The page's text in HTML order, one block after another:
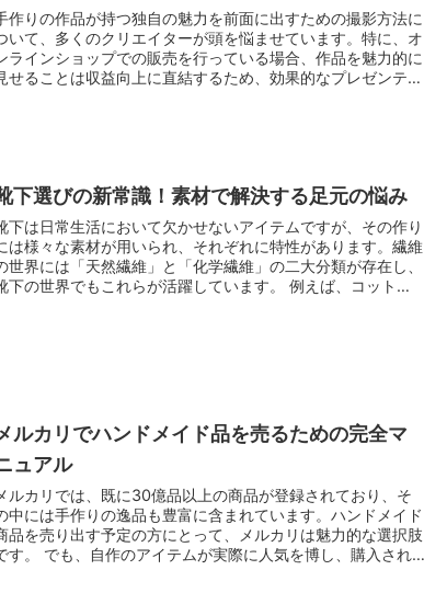
作りの作品が持つ独自の魅力を前面に出すための撮影方法に
いて、多くのクリエイターが頭を悩ませています。特に、オ
ラインショップでの販売を行っている場合、作品を魅力的に
せることは収益向上に直結するため、効果的なプレゼンテー
下選びの新常識！素材で解決する足元の悩み
下は日常生活において欠かせないアイテムですが、その作り
は様々な素材が用いられ、それぞれに特性があります。繊維
世界には「天然繊維」と「化学繊維」の二大分類が存在し、
下の世界でもこれらが活躍しています。 例えば、コット
ルカリでハンドメイド品を売るための完全マ
ュアル
ルカリでは、既に30億品以上の商品が登録されており、そ
中には手作りの逸品も豊富に含まれています。ハンドメイド
品を売り出す予定の方にとって、メルカリは魅力的な選択肢
す。 でも、自作のアイテムが実際に人気を博し、購入され